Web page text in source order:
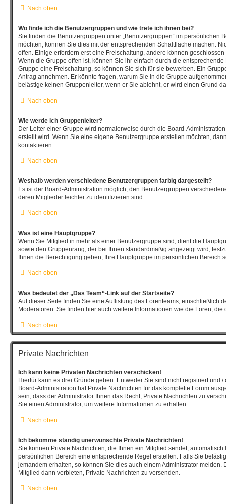
Nach oben
Wo finde ich die Benutzergruppen und wie trete ich ihnen bei?
Sie finden die Benutzergruppen unter „Benutzergruppen“ im persönlichen
möchten, können Sie dies mit der entsprechenden Schaltfläche machen.
offen. Einige erfordern erst eine Freischaltung, andere können
Wenn die Gruppe offen ist, können Sie ihr einfach durch die
Gruppe eine Freischaltung, so können Sie sich für sie bewerben. Ein
Antrag annehmen. Er könnte fragen, warum Sie in die Gruppe
belästige keinen Gruppenleiter, wenn er Sie ablehnt, er wird einen Grund
Nach oben
Wie werde ich Gruppenleiter?
Der Leiter einer Gruppe wird normalerweise durch die Board-
erstellt wird. Wenn Sie eine eigene Benutzergruppe erstellen möchten,
kontaktieren.
Nach oben
Weshalb werden verschiedene Benutzergruppen farbig dargestellt?
Es ist der Board-Administration möglich, den Benutzergruppen
deren Mitglieder leichter zu identifizieren sind.
Nach oben
Was ist eine Hauptgruppe?
Wenn Sie Mitglied in mehr als einer Benutzergruppe sind, dient die
sowie den Gruppenrang, der bei Ihnen standardmäßig angezeigt wird,
Ihnen die Berechtigung geben, Ihre Hauptgruppe im persönlichen Bereich
Nach oben
Was bedeutet der „Das Team“-Link auf der Startseite?
Auf dieser Seite finden Sie eine Auflistung des Forenteams, einschließlich
Moderatoren. Sie finden hier auch weitere Informationen wie die Foren,
Nach oben
Private Nachrichten
Ich kann keine Privaten Nachrichten verschicken!
Hierfür kann es drei Gründe geben: Entweder Sie sind nicht registriert und
Board-Administration hat Private Nachrichten für das komplette Forum
sein, dass der Administrator Ihnen das Recht, Private Nachrichten zu
Sie einen Administrator, um weitere Informationen zu erhalten.
Nach oben
Ich bekomme ständig unerwünschte Private Nachrichten!
Sie können Private Nachrichten, die Ihnen ein Mitglied sendet,
persönlichen Bereich eine entsprechende Regel erstellen. Falls Sie
jemandem erhalten, so können Sie dies auch einem Administrator melden.
Mitglied dann verbieten, Private Nachrichten zu versenden.
Nach oben